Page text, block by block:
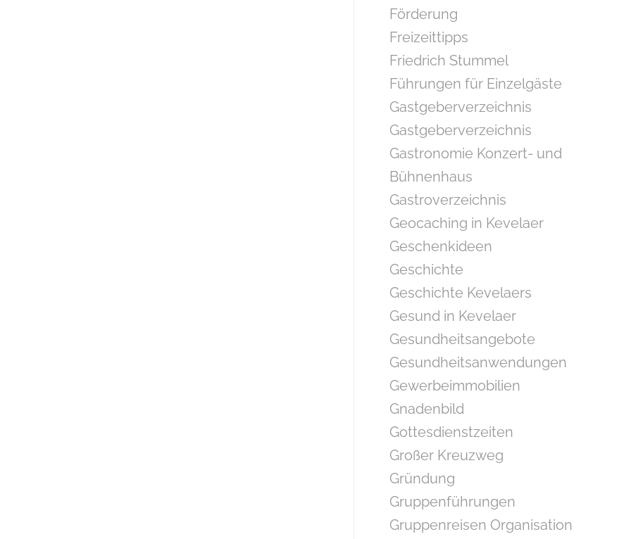
Förderung
Freizeittipps
Friedrich Stummel
Führungen für Einzelgäste
Gastgeberverzeichnis
Gastgeberverzeichnis
Gastronomie Konzert- und
Bühnenhaus
Gastroverzeichnis
Geocaching in Kevelaer
Geschenkideen
Geschichte
Geschichte Kevelaers
Gesund in Kevelaer
Gesundheitsangebote
Gesundheitsanwendungen
Gewerbeimmobilien
Gnadenbild
Gottesdienstzeiten
Großer Kreuzweg
Gründung
Gruppenführungen
Gruppenreisen Organisation